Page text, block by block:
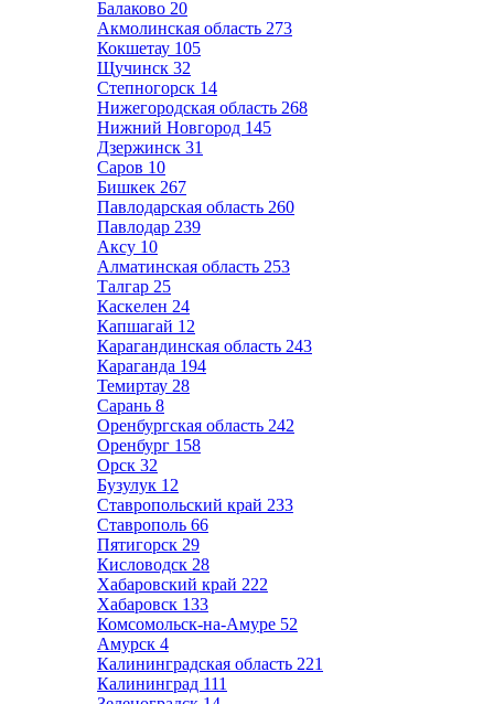
Балаково 20
Акмолинская область 273
Кокшетау 105
Щучинск 32
Степногорск 14
Нижегородская область 268
Нижний Новгород 145
Дзержинск 31
Саров 10
Бишкек 267
Павлодарская область 260
Павлодар 239
Аксу 10
Алматинская область 253
Талгар 25
Каскелен 24
Капшагай 12
Карагандинская область 243
Караганда 194
Темиртау 28
Сарань 8
Оренбургская область 242
Оренбург 158
Орск 32
Бузулук 12
Ставропольский край 233
Ставрополь 66
Пятигорск 29
Кисловодск 28
Хабаровский край 222
Хабаровск 133
Комсомольск-на-Амуре 52
Амурск 4
Калининградская область 221
Калининград 111